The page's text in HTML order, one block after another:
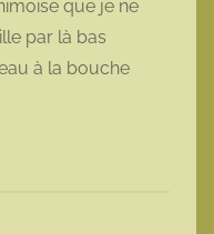
que je ne
par là bas
à la bouche